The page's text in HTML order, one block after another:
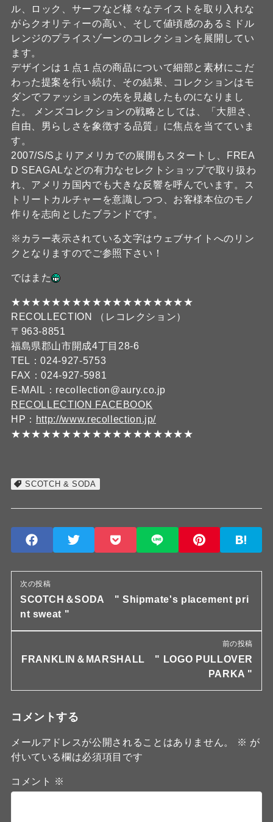
ル、ロック、サーフなど様々なテイストを取り入れな
がらクオリティーの高い、そして値頃感のあるミドル
レンジのプライスゾーンのコレクションを展開してい
ます。
デザインは１点１点の商品について細部と素材にこだ
わった提案を行い続け、その結果、コレクションはモ
ダンでファッションの先を見越したものになりまし
た。 メンズコレクションの戦略としては、「大胆さ、
自由、男らしさを象徴する品質」に焦点を当てていま
す。
2007/S/Sよりアメリカでの展開もスタートし、FREA
D SEAGALなどの有力なセレクトショップで取り扱わ
れ、アメリカ国内でも大きな反響を呼んでいます。ス
トリートカルチャーを意識しつつ、お客様本位のモノ
作りを志向としたブランドです。
※カラー表示されている文字はウェブサイトへのリン
クとなりますのでご参照下さい！
ではまた
★★★★★★★★★★★★★★★★★★
RECOLLECTION （レコレクション）
〒963-8851
福島県郡山市開成4丁目28-6
TEL：024-927-5753
FAX：024-927-5981
E-MAIL：recollection@aury.co.jp
RECOLLECTION FACEBOOK
HP： http://www.recollection.jp/
★★★★★★★★★★★★★★★★★★
SCOTCH & SODA
次の投稿
SCOTCH＆SODA " Shipmate's placement pri
nt sweat "
前の投稿
FRANKLIN＆MARSHALL " LOGO PULLOVER
PARKA "
コメントする
メールアドレスが公開されることはありません。 ※ が
付いている欄は必須項目です
コメント ※